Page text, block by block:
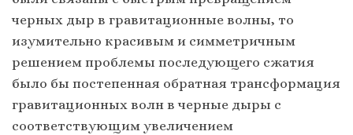
черных дыр в гравитационные волны, то
изумительно красивым и симметричным
решением проблемы последующего сжатия
было бы постепенная обратная трансформация
гравитационных волн в черные дыры с
соответствующим увеличением